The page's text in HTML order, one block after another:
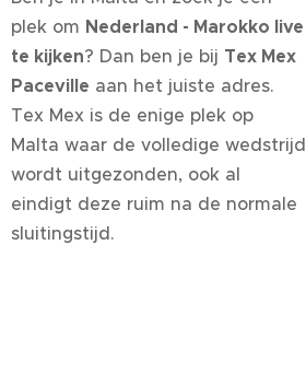
plek om Nederland - Marokko live
te kijken? Dan ben je bij Tex Mex
Paceville aan het juiste adres.
Tex Mex is de enige plek op
Malta waar de volledige wedstrijd
wordt uitgezonden, ook al
eindigt deze ruim na de normale
sluitingstijd.